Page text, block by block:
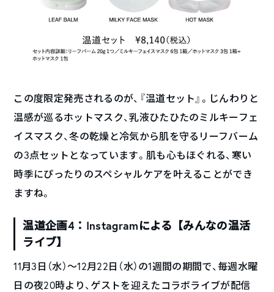
この度限定発売されるのが、『温道セット』。じんわりと
温感が巡るホットマスク、乳液ひたひたのミルキーフェ
イスマスク、冬の乾燥と冷気から肌を守るリーフバーム
の3点セットとなっています。肌も心もほぐれる、寒い
時季にぴったりのスペシャルケアを叶えることができ
ますね。
温道企画4：Instagramによる【みんなの温活
ライブ】
11月3日（水）〜12月22日（水）の1週間の期間で、毎週水曜
日の夜20時より、ゲストを迎えたコラボライブが配信